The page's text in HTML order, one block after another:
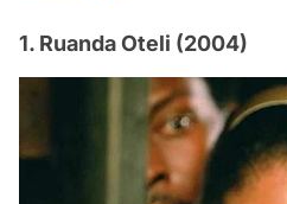
1. Ruanda Oteli (2004)